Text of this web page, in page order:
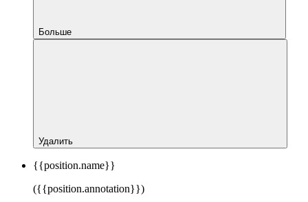
Больше
Удалить
{{position.name}}
({{position.annotation}})